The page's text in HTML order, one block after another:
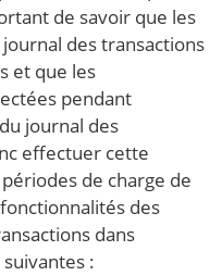
de savoir que les
des transactions
et que les
pendant
journal des
effectuer cette
de charge de
des
dans
: